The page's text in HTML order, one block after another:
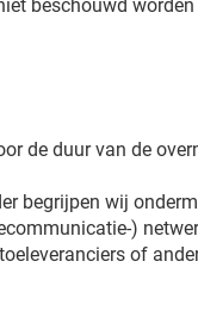
beschouwd
de duur van de
begrijpen wij
)
of